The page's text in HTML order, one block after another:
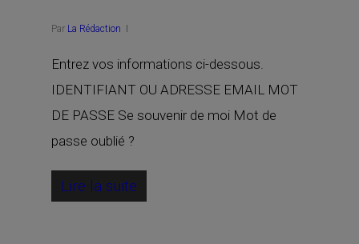
Par La Rédaction
Entrez vos informations ci-dessous.
IDENTIFIANT OU ADRESSE EMAIL MOT
DE PASSE Se souvenir de moi Mot de
passe oublié ?
Lire la suite